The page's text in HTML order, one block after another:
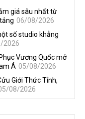
đoạt doanh thu
giá sâu nhất từ
06/08/2026
số studio khẳng
2026
Vương Quốc mở
Á 05/08/2026
Giới Thức Tỉnh,
08/2026